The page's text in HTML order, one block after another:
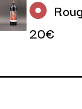
20€